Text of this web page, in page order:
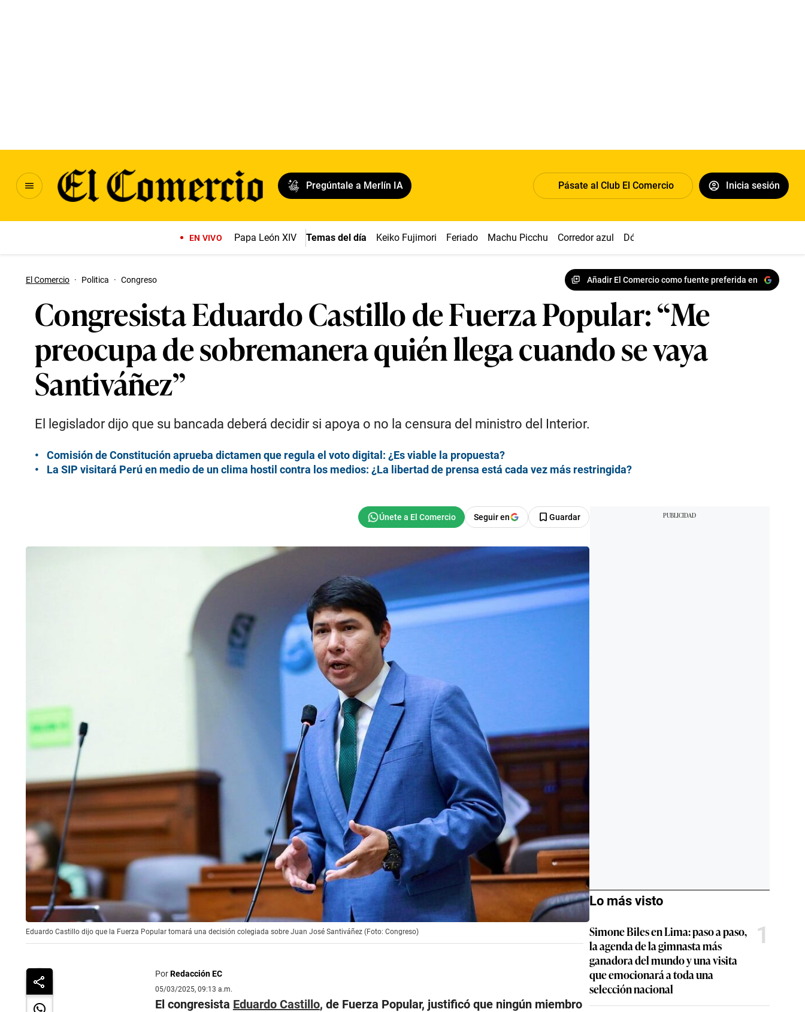
Pregúntale a Merlín IA Pásate al Club El Comercio Inicia sesión
EN VIVO Papa León XIV Temas del día Keiko Fujimori Feriado Machu Picchu Corredor azul Dólar
El Comercio · Politica · Congreso Añadir El Comercio como fuente preferida en
Congresista Eduardo Castillo de Fuerza Popular: “Me
preocupa de sobremanera quién llega cuando se vaya
Santiváñez”
El legislador dijo que su bancada deberá decidir si apoya o no la censura del ministro del Interior.
Comisión de Constitución aprueba dictamen que regula el voto digital: ¿Es viable la propuesta?
La SIP visitará Perú en medio de un clima hostil contra los medios: ¿La libertad de prensa está cada vez más restringida?
Seguir en Guardar
Eduardo Castillo dijo que la Fuerza Popular tomará una decisión colegiada sobre Juan José Santiváñez (Foto: Congreso)
PorRedacción EC
05/03/2025, 09:13 a.m.
El congresista Eduardo Castillo, de Fuerza Popular, justificó que ningún miembro
Lo más visto
Simone Biles en Lima: paso a paso,
la agenda de la gimnasta más
ganadora del mundo y una visita
que emocionará a toda una
selección nacional
1